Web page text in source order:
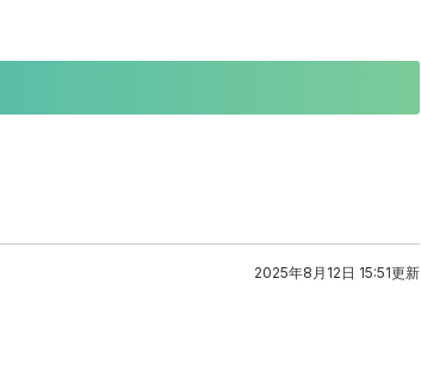
2025年8月12日 15:51更新